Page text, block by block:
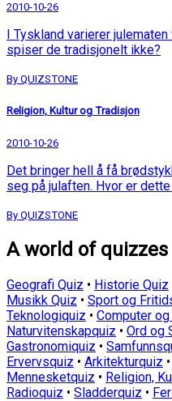
2010-10-26
I Tyskland varierer
spiser de tradisjonelt ikke?
By QUIZSTONE
Religion, Kultur og Tradisjon
2010-10-26
Det bringer hell å få
seg på julaften. Hvor er
By QUIZSTONE
A world of quizzes
Geografi Quiz • Historie Quiz
Musikk Quiz • Sport og
Teknologiquiz • Computer
Naturvitenskapquiz • Ord og
Gastronomiquiz •
Ervervsquiz • Arkitekturquiz •
Mennesketquiz • Religion,
Radioquiz • Sladderquiz •